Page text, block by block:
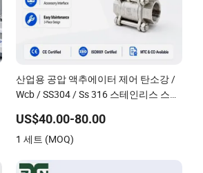
산업용 공압 액추에이터 제어 탄소강 /
Wcb / SS304 / Ss 316 스테인리스 스틸
PTFE Rptfe 시트 포함
US$40.00-80.00
1 세트 (MOQ)